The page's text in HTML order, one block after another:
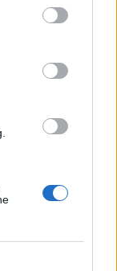
26802
26803
26804